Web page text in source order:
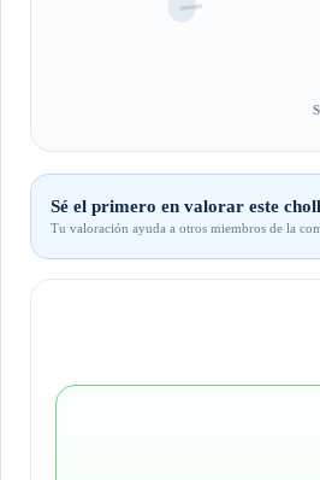
Sé el primero en valorar este
Tu valoración ayuda a otros miembros de la